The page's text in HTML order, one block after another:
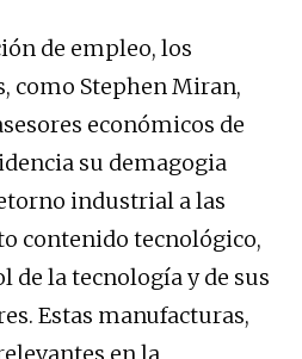
de empleo, los
como Stephen Miran,
económicos de
su demagogia
industrial a las
contenido tecnológico,
de la tecnología y de sus
Estas manufacturas,
en la